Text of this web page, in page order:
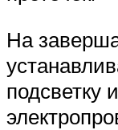
На
подсветку